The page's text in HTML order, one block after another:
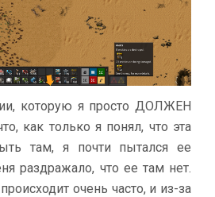
которую я просто ДОЛЖЕН
как только я понял, что эта
там, я почти пытался ее
раздражало, что ее там нет.
очень часто, и из-за